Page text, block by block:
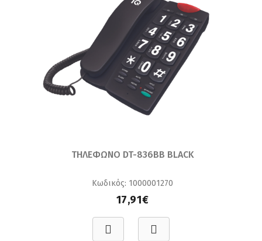
ΤΗΛΕΦΩΝΟ DT-836BB BLACK
Κωδικός: 1000001270
17,91€